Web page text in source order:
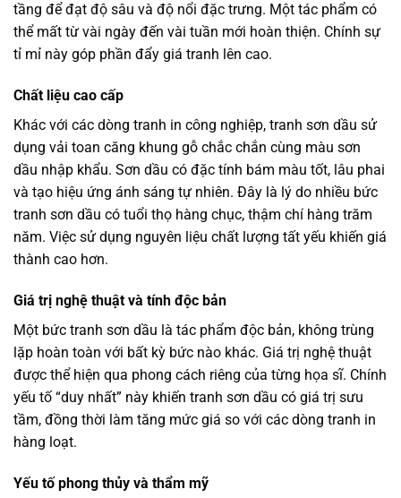
tầng để đạt độ sâu và độ nổi đặc trưng. Một tác phẩm có
thể mất từ vài ngày đến vài tuần mới hoàn thiện. Chính sự
tỉ mỉ này góp phần đẩy giá tranh lên cao.
Chất liệu cao cấp
Khác với các dòng tranh in công nghiệp, tranh sơn dầu sử
dụng vải toan căng khung gỗ chắc chắn cùng màu sơn
dầu nhập khẩu. Sơn dầu có đặc tính bám màu tốt, lâu phai
và tạo hiệu ứng ánh sáng tự nhiên. Đây là lý do nhiều bức
tranh sơn dầu có tuổi thọ hàng chục, thậm chí hàng trăm
năm. Việc sử dụng nguyên liệu chất lượng tất yếu khiến giá
thành cao hơn.
Giá trị nghệ thuật và tính độc bản
Một bức tranh sơn dầu là tác phẩm độc bản, không trùng
lặp hoàn toàn với bất kỳ bức nào khác. Giá trị nghệ thuật
được thể hiện qua phong cách riêng của từng họa sĩ. Chính
yếu tố “duy nhất” này khiến tranh sơn dầu có giá trị sưu
tầm, đồng thời làm tăng mức giá so với các dòng tranh in
hàng loạt.
Yếu tố phong thủy và thẩm mỹ